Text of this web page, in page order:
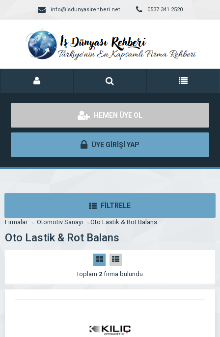
info@isdunyasirehberi.net 0537 341 2520
HEMEN ÜYE OL
ÜYE GİRİŞİ YAP
FİLTRELE
Firmalar Otomotiv Sanayi Oto Lastik & Rot Balans
Oto Lastik & Rot Balans
Toplam 2firma bulundu.